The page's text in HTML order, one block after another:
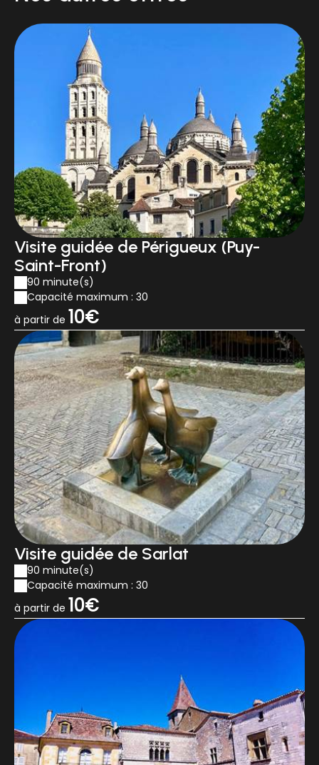
Visite guidée de Périgueux (Puy-
Saint-Front)
90 minute(s)
Capacité maximum : 30
à partir de 10€
Visite guidée de Sarlat
90 minute(s)
Capacité maximum : 30
à partir de 10€